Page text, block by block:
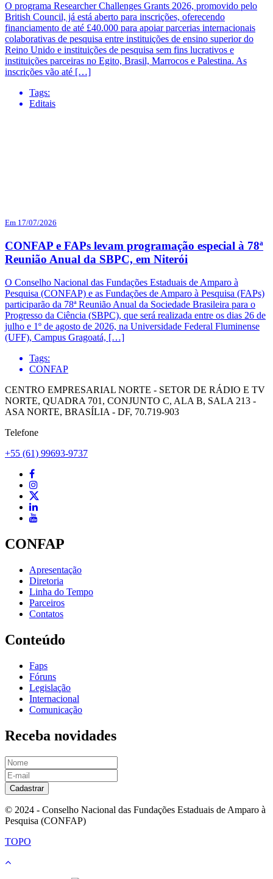
O programa Researcher Challenges Grants 2026, promovido pelo
British Council, já está aberto para inscrições, oferecendo
financiamento de até £40.000 para apoiar parcerias internacionais
colaborativas de pesquisa entre instituições de ensino superior do
Reino Unido e instituições de pesquisa sem fins lucrativos e
instituições parceiras no Egito, Brasil, Marrocos e Palestina. As
inscrições vão até […]
Tags:
Editais
Em 17/07/2026
CONFAP e FAPs levam programação especial à 78ª
Reunião Anual da SBPC, em Niterói
O Conselho Nacional das Fundações Estaduais de Amparo à
Pesquisa (CONFAP) e as Fundações de Amparo à Pesquisa (FAPs)
participarão da 78ª Reunião Anual da Sociedade Brasileira para o
Progresso da Ciência (SBPC), que será realizada entre os dias 26 de
julho e 1º de agosto de 2026, na Universidade Federal Fluminense
(UFF), Campus Gragoatá, […]
Tags:
CONFAP
CENTRO EMPRESARIAL NORTE - SETOR DE RÁDIO E TV
NORTE, QUADRA 701, CONJUNTO C, ALA B, SALA 213 -
ASA NORTE, BRASÍLIA - DF, 70.719-903
Telefone
+55 (61) 99693-9737
CONFAP
Apresentação
Diretoria
Linha do Tempo
Parceiros
Contatos
Conteúdo
Faps
Fóruns
Legislação
Internacional
Comunicação
Receba novidades
Cadastrar
© 2024 - Conselho Nacional das Fundações Estaduais de Amparo à
Pesquisa (CONFAP)
TOPO